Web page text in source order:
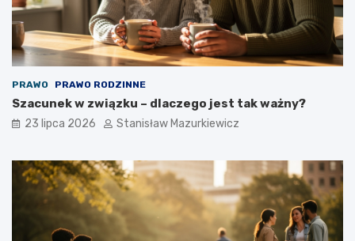
PRAWO PRAWO RODZINNE
Szacunek w związku – dlaczego jest tak ważny?
23 lipca 2026 Stanisław Mazurkiewicz